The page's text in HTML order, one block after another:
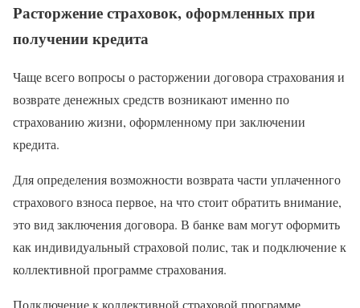
Расторжение страховок, оформленных при
получении кредита
Чаще всего вопросы о расторжении договора страхования и
возврате денежных средств возникают именно по
страхованию жизни, оформленному при заключении
кредита.
Для определения возможности возврата части уплаченного
страхового взноса первое, на что стоит обратить внимание,
это вид заключения договора. В банке вам могут оформить
как индивидуальный страховой полис, так и подключение к
коллективной программе страхования.
Подключение к коллективной страховой программе